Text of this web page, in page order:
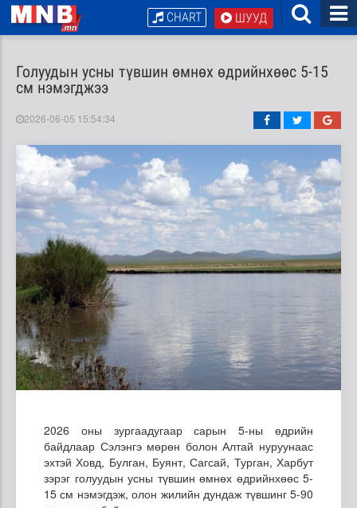
ШУУД
CHART
Голуудын усны түвшин өмнөх өдрийнхөөс 5-15
см нэмэгджээ
2026-06-05 15:54:34
2026 оны зургаадугаар сарын 5-ны өдрийн
байдлаар Сэлэнгэ мөрөн болон Алтай нуруунаас
эхтэй Ховд, Булган, Буянт, Сагсай, Турган, Харбут
зэрэг голуудын усны түвшин өмнөх өдрийнхөөс 5-
15 см нэмэгдэж, олон жилийн дундаж түвшинг 5-90